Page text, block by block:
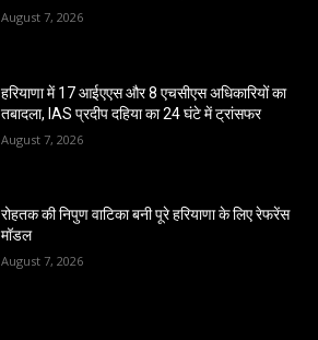
August 7, 2026
हरियाणा में 17 आईएएस और 8 एचसीएस अधिकारियों का
तबादला, IAS प्रदीप दहिया का 24 घंटे में ट्रांसफर
August 7, 2026
रोहतक की निपुण वाटिका बनी पूरे हरियाणा के लिए रेफरेंस
मॉडल
August 7, 2026